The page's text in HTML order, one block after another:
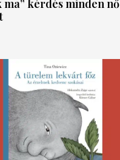
kérdés minden nő